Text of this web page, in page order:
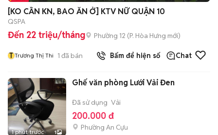
[KO CẦN KN, BAO ĂN Ở] KTV NỮ QUẬN 10
QSPA
Đến 22 triệu/tháng Phường 12 (P. Hòa Hưng mới)
T Trương Thị Thi 1 đã bán Bấm để hiện số Chat
1 phút trước 1
Ghế văn phòng Lưới Vải Đen
Đã sử dụng Vải
200.000 đ
Phường An Cựu